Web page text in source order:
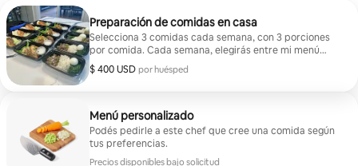
Preparación de comidas en casa
Selecciona 3 comidas cada semana, con 3 porciones
por comida. Cada semana, elegirás entre mi menú
elaborado por el chef, haciendo que la preparación de
comidas en el hogar sea simple, ágil y completamente
$ 400 USD por huésped
$ 400 USD por huésped
Menú personalizado
Podés pedirle a este chef que cree una comida según
tus preferencias.
Precios disponibles bajo solicitud